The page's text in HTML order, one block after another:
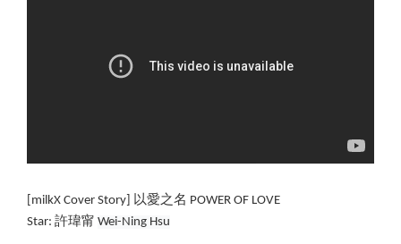
[milkX Cover Story] 以愛之名 POWER OF LOVE
Star: 許瑋甯 Wei-Ning Hsu